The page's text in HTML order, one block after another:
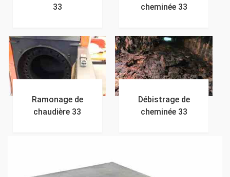
33
cheminée 33
Ramonage de
chaudière 33
Débistrage de
cheminée 33